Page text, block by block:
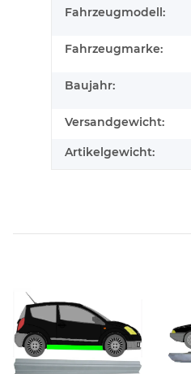
Fahrzeugmodell:
Fahrzeugmarke:
Baujahr:
Versandgewicht:
Artikelgewicht: